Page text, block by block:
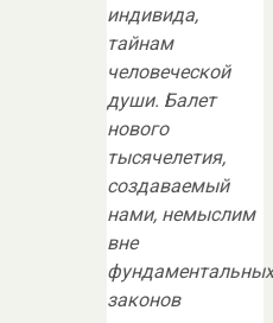
индивида,
тайнам
человеческой
души. Балет
нового
тысячелетия,
создаваемый
нами, немыслим
вне
фундаментальных
законов